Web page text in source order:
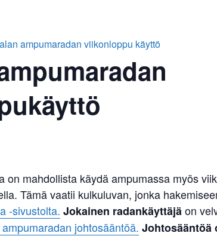
ampumaradan viikonloppu käyttö
on mahdollista käydä ampumassa myös
Tämä vaatii kulkuluvan, jonka
-sivustolta. Jokainen radankäyttäjäon
johtosääntöä. Johtosääntöä